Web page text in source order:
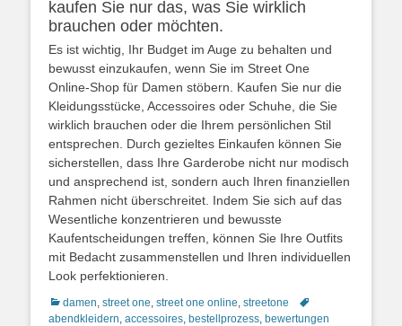
kaufen Sie nur das, was Sie wirklich
brauchen oder möchten.
Es ist wichtig, Ihr Budget im Auge zu behalten und
bewusst einzukaufen, wenn Sie im Street One
Online-Shop für Damen stöbern. Kaufen Sie nur die
Kleidungsstücke, Accessoires oder Schuhe, die Sie
wirklich brauchen oder die Ihrem persönlichen Stil
entsprechen. Durch gezieltes Einkaufen können Sie
sicherstellen, dass Ihre Garderobe nicht nur modisch
und ansprechend ist, sondern auch Ihren finanziellen
Rahmen nicht überschreitet. Indem Sie sich auf das
Wesentliche konzentrieren und bewusste
Kaufentscheidungen treffen, können Sie Ihre Outfits
mit Bedacht zusammenstellen und Ihren individuellen
Look perfektionieren.
Kategorien
damen, street one, street one online, streetone
Schlagworte
abendkleidern, accessoires, bestellprozess, bewertungen